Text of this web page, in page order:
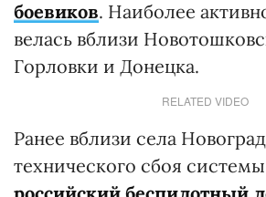
боевиков. Наиболее
велась вблизи
Горловки и Донецка.
RELATED VIDEO
Ранее вблизи села
технического сбоя системы